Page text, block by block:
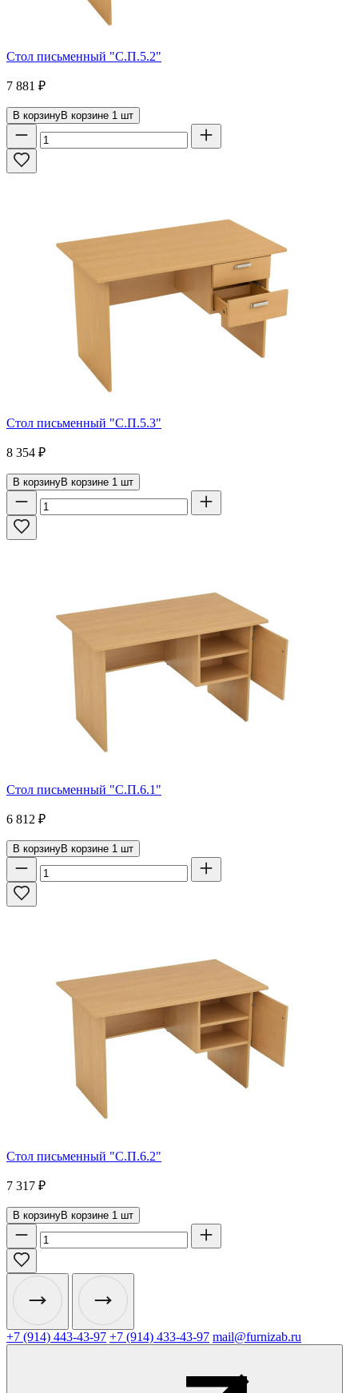
Стол письменный "С.П.5.2"
7 881 ₽
В корзинуВ корзине 1 шт
Стол письменный "С.П.5.3"
8 354 ₽
В корзинуВ корзине 1 шт
Стол письменный "С.П.6.1"
6 812 ₽
В корзинуВ корзине 1 шт
Стол письменный "С.П.6.2"
7 317 ₽
В корзинуВ корзине 1 шт
+7 (914) 443-43-97 +7 (914) 433-43-97 mail@furnizab.ru